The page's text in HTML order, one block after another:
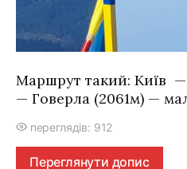
Маршрут такий: Київ
— Говерла (2061м) —
переглядів: 912
Переглянути допис